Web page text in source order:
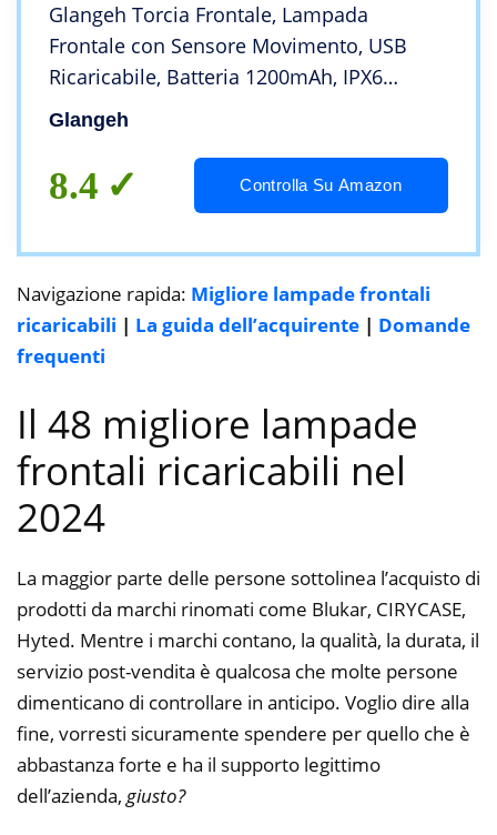
Glangeh Torcia Frontale, Lampada
Frontale con Sensore Movimento, USB
Ricaricabile, Batteria 1200mAh, IPX6
Impermeabile Torcia da Testa con 4
Modalità di Luce, per Campeggio, Corsa,
Pesca, Lavoro
Glangeh
8.4 Controlla Su Amazon
Navigazione rapida: Migliore lampade frontali
ricaricabili | La guida dell’acquirente | Domande
frequenti
Il 48 migliore lampade
frontali ricaricabili nel
2024
La maggior parte delle persone sottolinea l’acquisto di
prodotti da marchi rinomati come Blukar, CIRYCASE,
Hyted. Mentre i marchi contano, la qualità, la durata, il
servizio post-vendita è qualcosa che molte persone
dimenticano di controllare in anticipo. Voglio dire alla
fine, vorresti sicuramente spendere per quello che è
abbastanza forte e ha il supporto legittimo
dell’azienda, giusto?